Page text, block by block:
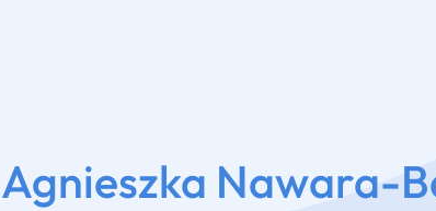
Agnieszka Nawara-